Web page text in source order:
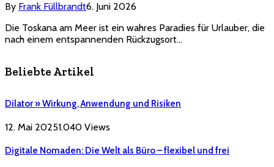
By Frank Füllbrandt6. Juni 2026
Die Toskana am Meer ist ein wahres Paradies für Urlauber, die
nach einem entspannenden Rückzugsort…
Beliebte Artikel
Dilator » Wirkung, Anwendung und Risiken
12. Mai 20251.040 Views
Digitale Nomaden: Die Welt als Büro – flexibel und frei